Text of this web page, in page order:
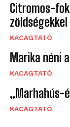
Citromos-
zöldségekkel
KACAGTATÓ
Marika néni
KACAGTATÓ
„Marhahús-
KACAGTATÓ